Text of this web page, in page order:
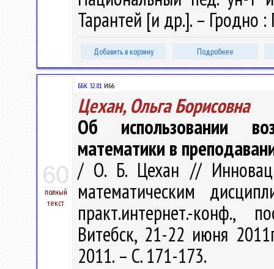
Тарантей [и др.]. – Гродно
Добавить в корзину Подробнее
60
полный
текст
ББК 32.81 И66
Цехан, Ольга Борисовна
Об использовании
математики в
/ О. Б. Цехан //
математическим
практ.интернет.-конф.,
Витебск, 21-22 июня
2011. – С. 171-173.